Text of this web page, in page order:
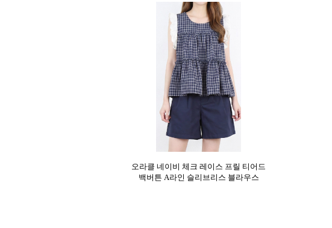
오라클 네이비 체크 레이스 프릴 티어드
백버튼 A라인 슬리브리스 블라우스